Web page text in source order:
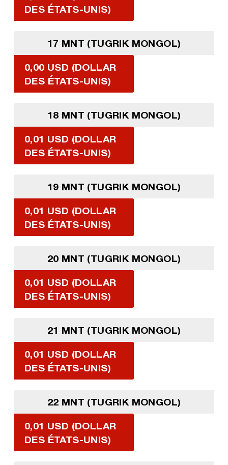
DES ÉTATS-UNIS)
17 MNT (TUGRIK MONGOL)
0,00 USD (DOLLAR
DES ÉTATS-UNIS)
18 MNT (TUGRIK MONGOL)
0,01 USD (DOLLAR
DES ÉTATS-UNIS)
19 MNT (TUGRIK MONGOL)
0,01 USD (DOLLAR
DES ÉTATS-UNIS)
20 MNT (TUGRIK MONGOL)
0,01 USD (DOLLAR
DES ÉTATS-UNIS)
21 MNT (TUGRIK MONGOL)
0,01 USD (DOLLAR
DES ÉTATS-UNIS)
22 MNT (TUGRIK MONGOL)
0,01 USD (DOLLAR
DES ÉTATS-UNIS)